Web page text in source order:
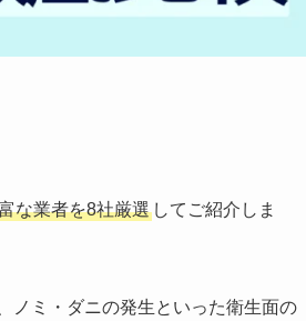
な業者を8社厳選 してご紹介しま
ノミ・ダニの発生といった衛生面の